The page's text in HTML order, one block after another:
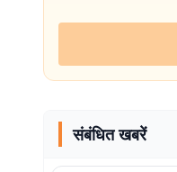
संबंधित खबरें